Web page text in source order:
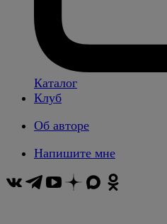
Каталог
Клуб
Об авторе
Напишите мне